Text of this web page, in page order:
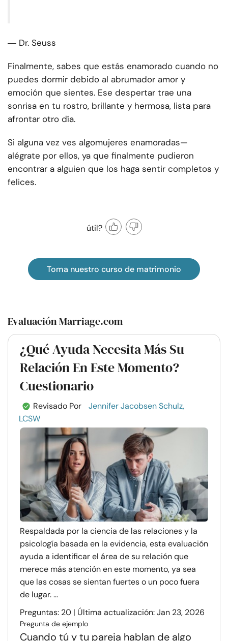
― Dr. Seuss
Finalmente, sabes que estás enamorado cuando no
puedes dormir debido al abrumador amor y
emoción que sientes. Ese despertar trae una
sonrisa en tu rostro, brillante y hermosa, lista para
afrontar otro día.
Si alguna vez ves algomujeres enamoradas—
alégrate por ellos, ya que finalmente pudieron
encontrar a alguien que los haga sentir completos y
felices.
útil?
Toma nuestro curso de matrimonio
Evaluación Marriage.com
¿Qué Ayuda Necesita Más Su
Relación En Este Momento?
Cuestionario
Revisado Por
Jennifer Jacobsen Schulz,
LCSW
Respaldada por la ciencia de las relaciones y la
psicología basada en la evidencia, esta evaluación
ayuda a identificar el área de su relación que
merece más atención en este momento, ya sea
que las cosas se sientan fuertes o un poco fuera
de lugar. ...
Preguntas: 20 | Última actualización: Jan 23, 2026
Pregunta de ejemplo
Cuando tú y tu pareja hablan de algo